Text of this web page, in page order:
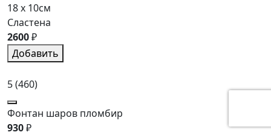
18 x 10см
Сластена
2600₽
Добавить
5(460)
Фонтан шаров пломбир
930₽